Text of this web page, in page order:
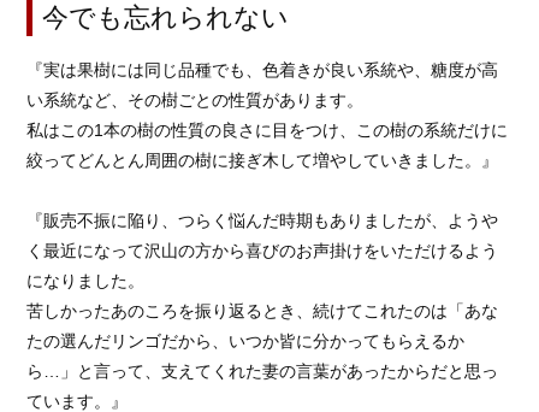
今でも忘れられない
『実は果樹には同じ品種でも、色着きが良い系統や、糖度が高
い系統など、その樹ごとの性質があります。
私はこの1本の樹の性質の良さに目をつけ、この樹の系統だけに
絞ってどんとん周囲の樹に接ぎ木して増やしていきました。』
『販売不振に陥り、つらく悩んだ時期もありましたが、ようや
く最近になって沢山の方から喜びのお声掛けをいただけるよう
になりました。
苦しかったあのころを振り返るとき、続けてこれたのは「あな
たの選んだリンゴだから、いつか皆に分かってもらえるか
ら…」と言って、支えてくれた妻の言葉があったからだと思っ
ています。』